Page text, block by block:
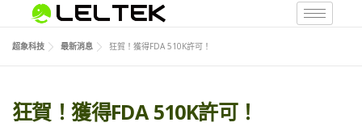
超象科技 最新消息 狂賀！獲得FDA 510K許可！
狂賀！獲得FDA 510K許可！